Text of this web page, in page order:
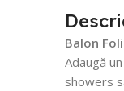
Balon
Adaugă
showers